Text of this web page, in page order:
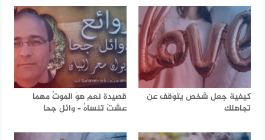
كيفية جعل شخص يتوقف عن
تجاهلك
قصيدة نعم هوَ الموتُ مهما
عشتَ تنساهُ – وائل جحا